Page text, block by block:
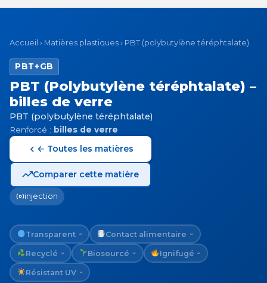
Accueil › Matières plastiques › PBT (polybutylène téréphtalate)
PBT+GB
PBT (Polybutylène téréphtalate) –
billes de verre
PBT (polybutylène téréphtalate)
Renforcé : billes de verre
← Toutes les matières
Comparer cette matière
injection
Transparent ~ Contact alimentaire ~
Recyclé ~ Biosourcé ~ Ignifugé ~
Résistant UV ~